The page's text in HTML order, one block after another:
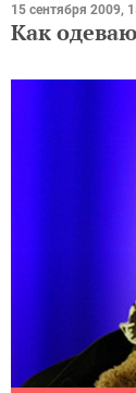
15 сентября 2009,
Как